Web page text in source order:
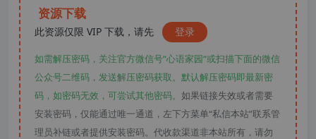
资源下载
此资源仅限 VIP 下载，请先 登录
如需解压密码，关注官方微信号“心语家园“或扫描下面的微信
公众号二维码，发送解压密码获取。默认解压密码即最新密
码，如密码无效，可尝试其他密码。 如果链接失效或者需要
安装密码，仅能通过唯一通道，左下方菜单“私信本站”联系管
理员补链或者提供安装密码。代收款渠道非本站所有，请勿